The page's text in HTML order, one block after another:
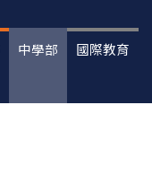
中學部 國際教育